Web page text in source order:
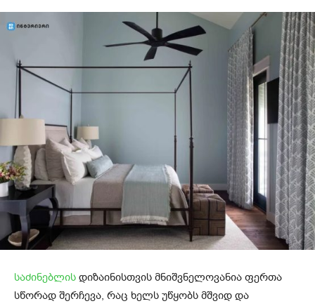
საძინებლის დიზაინისთვის მნიშვნელოვანია ფერთა
სწორად შერჩევა, რაც ხელს უწყობს მშვიდ და